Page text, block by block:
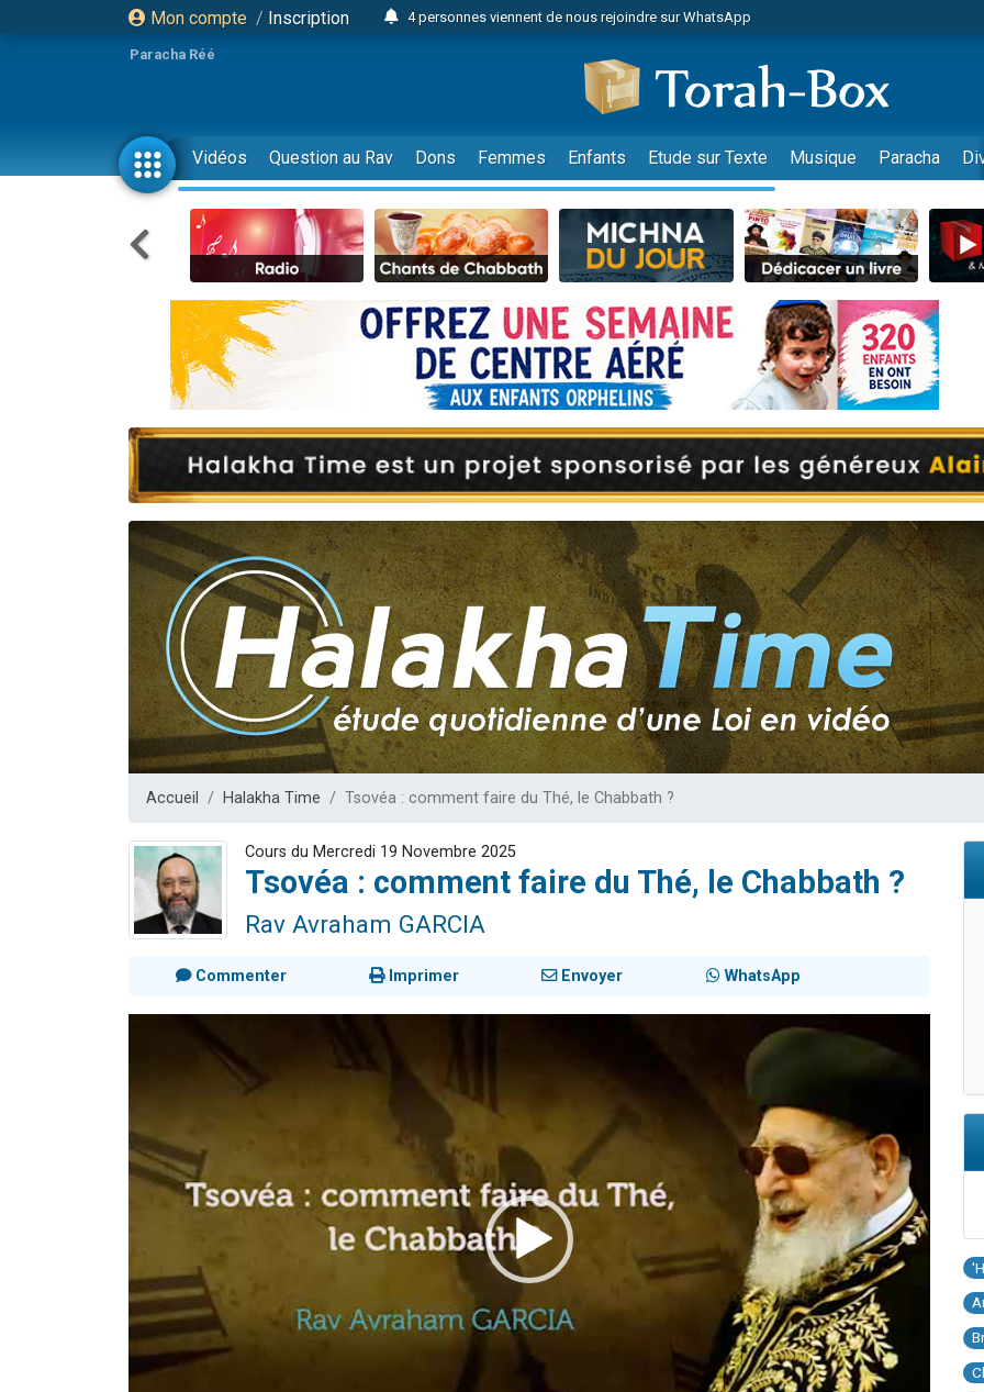
Mon compte / Inscription
4 personnes viennent de nous rejoindre sur WhatsApp
Odaya vient de donner son Maasser
3 personnes viennent de faire un don pour 5 jours de vacances aux Orphelins
3 personnes viennent de faire un don pour Diane, 80 ans, dans un appartement
13 personnes viennent de demander une bénédiction
2 personnes viennent de nous rejoindre sur WhatsApp
30 personnes viennent de faire un don pour Sauvez la jambe de Yohan
Il reste 49 places pour étudier en groupe sur Zoom
12 nouvelles musiques dans Torah-Box Music
3 personnes viennent de nous rejoindre sur WhatsApp
2 personnes viennent de nous rejoindre sur WhatsApp
3 personnes viennent de nous rejoindre sur WhatsApp
8 personnes viennent de faire un don pour Tsédaka : pauvres d'Israel
61 personnes viennent de demander une bénédiction
Ariel vient de donner son Maasser
Il reste 49 places pour étudier en groupe sur Zoom
Eva vient de donner son Maasser
Paracha Réé
Vidéos Question au Rav Dons Femmes Enfants Etude sur Texte Musique Paracha
Accueil Halakha Time Tsovéa : comment faire du Thé, le Chabbath ?
Cours du Mercredi 19 Novembre 2025
Tsovéa : comment faire du Thé, le Chabbath ?
Rav Avraham GARCIA
Commenter Imprimer Envoyer WhatsApp